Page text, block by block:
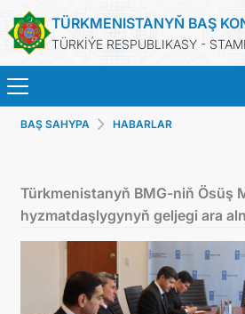
TÜRKMENISTANYŇ BAŞ
TÜRKİÝE RESPUBLIKASY -
BAŞ SAHYPA
TÜRKMENISTAN
KONSULLYK ÜÇIN
BAŞ SAHYPA HABARLAR
Türkmenistanyň BMG-niň Ösüş
hyzmatdaşlygynyň geljegi ara